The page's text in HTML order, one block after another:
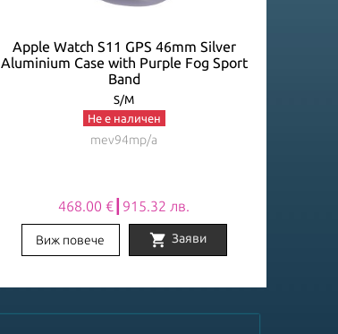
Apple Watch S11 GPS 46mm Silver
Aluminium Case with Purple Fog Sport
Band
S/M
Не е наличен
mev94mp/a
468.00 €┃915.32 лв.
Виж повече shopping_cart Заяви